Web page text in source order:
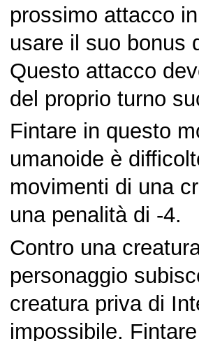
prossimo attacco
usare il suo bonus
Questo attacco
del proprio turno
Fintare in questo
umanoide è
movimenti di una
una penalità di -4.
Contro una
personaggio
creatura priva di
impossibile.